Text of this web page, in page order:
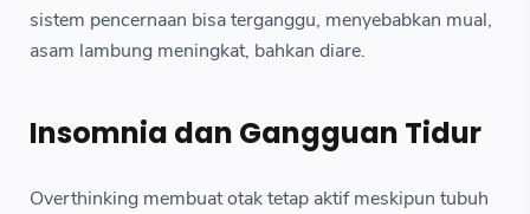
sistem pencernaan bisa terganggu, menyebabkan mual,
asam lambung meningkat, bahkan diare.
Insomnia dan Gangguan Tidur
Overthinking membuat otak tetap aktif meskipun tubuh